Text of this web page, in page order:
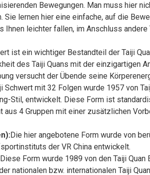
Bewegungen. Man muss hier
Sie lernen hier eine einfache, auf die
Ihnen leichter fallen, im Anschluss andere
ist ein wichtiger Bestandteil der Taiji
des Taiji Quans mit der einzigartigen
versucht der Übende seine
mit 32 Folgen wurde 1957 von
Stil, entwickelt. Diese Form ist
aus 4 Gruppen mit einer zusätzlichen
Die hier angebotene Form wurde von
der VR China entwickelt.
Diese Form wurde 1989 von den Taiji Quan
nationalen bzw. internationalen Taiji